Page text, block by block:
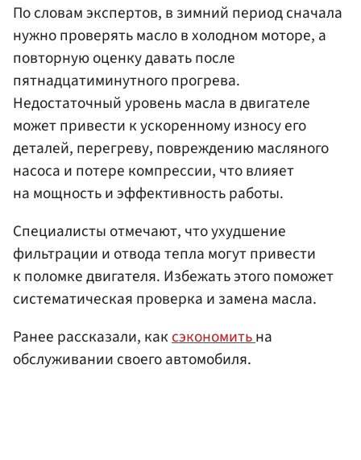
По словам экспертов, в зимний период сначала
нужно проверять масло в холодном моторе, а
повторную оценку давать после
пятнадцатиминутного прогрева.
Недостаточный уровень масла в двигателе
может привести к ускоренному износу его
деталей, перегреву, повреждению масляного
насоса и потере компрессии, что влияет
на мощность и эффективность работы.
Специалисты отмечают, что ухудшение
фильтрации и отвода тепла могут привести
к поломке двигателя. Избежать этого поможет
систематическая проверка и замена масла.
Ранее рассказали, каксэкономитьна
обслуживании своего автомобиля.